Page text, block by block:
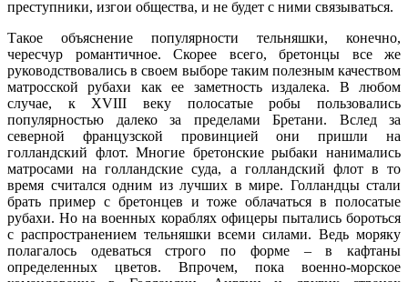
преступники, изгои общества, и не будет с ними связываться.
Такое объяснение популярности тельняшки, конечно,
чересчур романтичное. Скорее всего, бретонцы все же
руководствовались в своем выборе таким полезным качеством
матросской рубахи как ее заметность издалека. В любом
случае, к XVIII веку полосатые робы пользовались
популярностью далеко за пределами Бретани. Вслед за
северной французской провинцией они пришли на
голландский флот. Многие бретонские рыбаки нанимались
матросами на голландские суда, а голландский флот в то
время считался одним из лучших в мире. Голландцы стали
брать пример с бретонцев и тоже облачаться в полосатые
рубахи. Но на военных кораблях офицеры пытались бороться
с распространением тельняшки всеми силами. Ведь моряку
полагалось одеваться строго по форме – в кафтаны
определенных цветов. Впрочем, пока военно-морское